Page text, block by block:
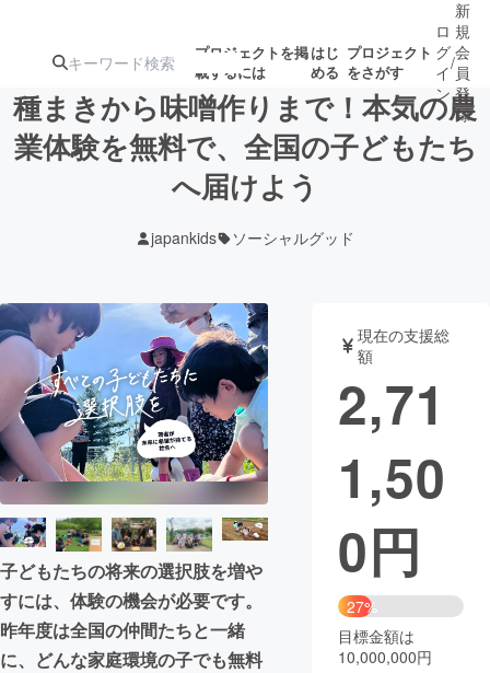
プロジェクトを掲
載するには
はじ
める
プロジェクト
をさがす
注目の新着プロ 募集終了が近いプ
ロジェクト
テクノロジー・ガジェット
映像・映画
ビジネス・起業 チャレンジ
まちづくり・地域活性化
CAMPFIRE for Social Good
CAMPFIRE Creation
CAMPFIREふるさと納税
コミュニティ
ロ
グ
イ
ン
/
新
規
会
員
登
録
種まきから味噌作りまで！本気の農
業体験を無料で、全国の子どもたち
へ届けよう
japankids ソーシャルグッド
子どもたちの将来の選択肢を増や
すには、体験の機会が必要です。
昨年度は全国の仲間たちと一緒
に、どんな家庭環境の子でも無料
現在の支援総
額
2,71
1,50
0円
27%
目標金額は
10,000,000円